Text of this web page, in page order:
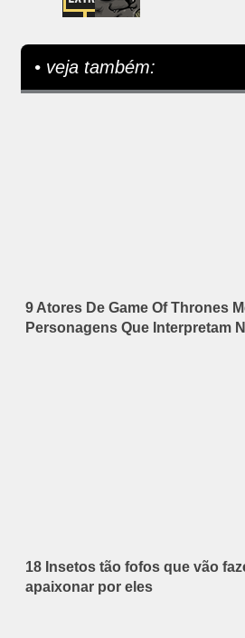
• veja também:
9 Atores De Game Of Thrones
Personagens Que Interpretam
18 Insetos tão fofos que vão
apaixonar por eles